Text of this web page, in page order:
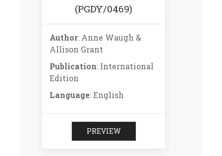
(PGDY/0469)
Author: Anne Waugh &
Allison Grant
Publication: International
Edition
Language: English
PREVIEW